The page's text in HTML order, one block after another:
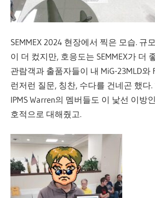
SEMMEX 2024 현장에서 찍은 모습. 규
이 더 컸지만, 호응도는 SEMMEX가 더
관람객과 출품자들이 내 MiG-23MLD와
런저런 질문, 칭찬, 수다를 건네곤 했다
IPMS Warren의 멤버들도 이 낯선 이방
호적으로 대해줬고.